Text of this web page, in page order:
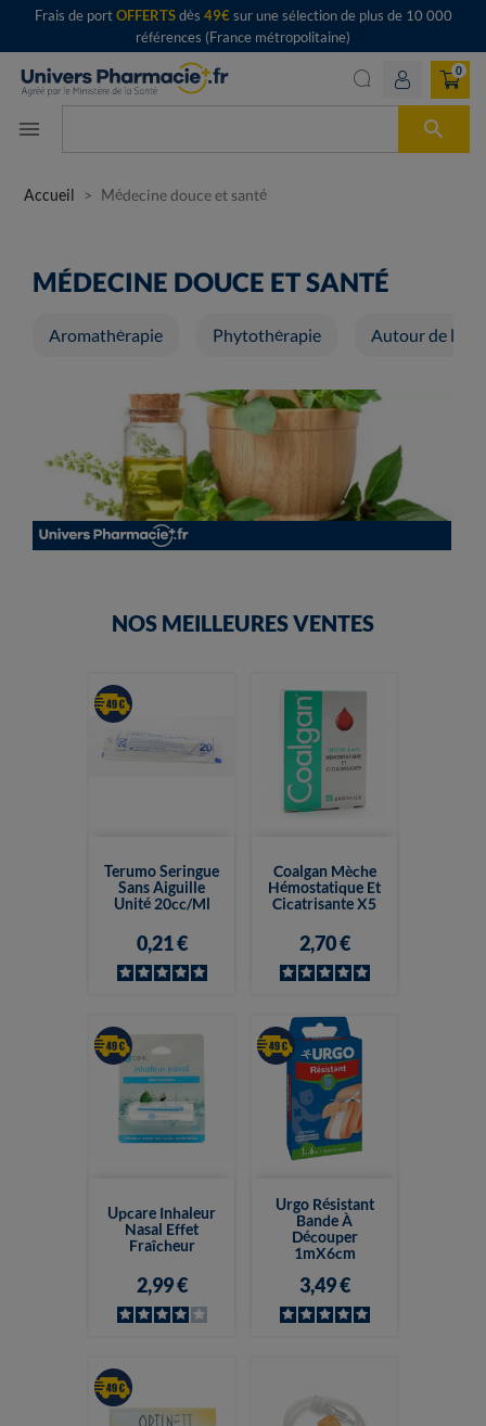
Frais de portOFFERTSdès 49€sur une sélection de plus de 10 000
références (France métropolitaine)
menu 
0
Accueil Médecine douce et santé
MÉDECINE DOUCE ET SANTÉ
Aromathérapie Phytothérapie Autour de la
NOS MEILLEURES VENTES
Terumo Seringue
Sans Aiguille
Unité 20cc/ml
0,21 €
Coalgan Mèche
Hémostatique Et
Cicatrisante X5
2,70 €
Upcare Inhaleur
Nasal Effet
Fraîcheur
2,99 €
Urgo Résistant
Bande À
Découper
1mX6cm
3,49 €